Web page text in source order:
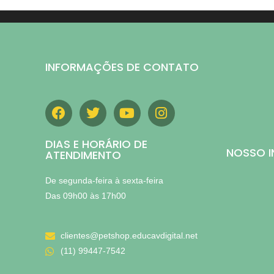
INFORMAÇÕES DE CONTATO
DIAS E HORÁRIO DE
ATENDIMENTO
De segunda-feira à sexta-feira
Das 09h00 às 17h00
clientes@petshop.educavdigital.net
(11) 99447-7542
NOSSO